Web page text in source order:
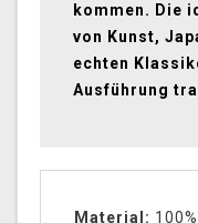
kommen. Die
von Kunst,
echten
Ausführung
Material: